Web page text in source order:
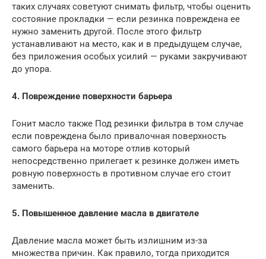
таких случаях советуют снимать фильтр, чтобы оценить
состояние прокладки — если резинка повреждена ее
нужно заменить другой. После этого фильтр
устанавливают на место, как и в предыдущем случае,
без приложения особых усилий — руками закручивают
до упора.
4. Повреждение поверхности барьера
Гонит масло также Под резинки фильтра в том случае
если повреждена было привалочная поверхность
самого барьера на моторе отлив который
непосредственно прилегает к резинке должен иметь
ровную поверхность в противном случае его стоит
заменить.
5. Повышенное давление масла в двигателе
Давление масла может быть излишним из-за
множества причин. Как правило, тогда приходится